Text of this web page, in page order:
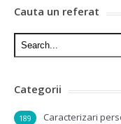
Cauta un referat
Categorii
Caracterizari
189